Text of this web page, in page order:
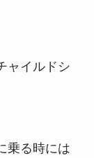
ャイルドシ
乗る時には